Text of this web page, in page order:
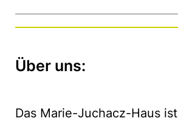
Über uns:
Das Marie-Juchacz-Haus ist